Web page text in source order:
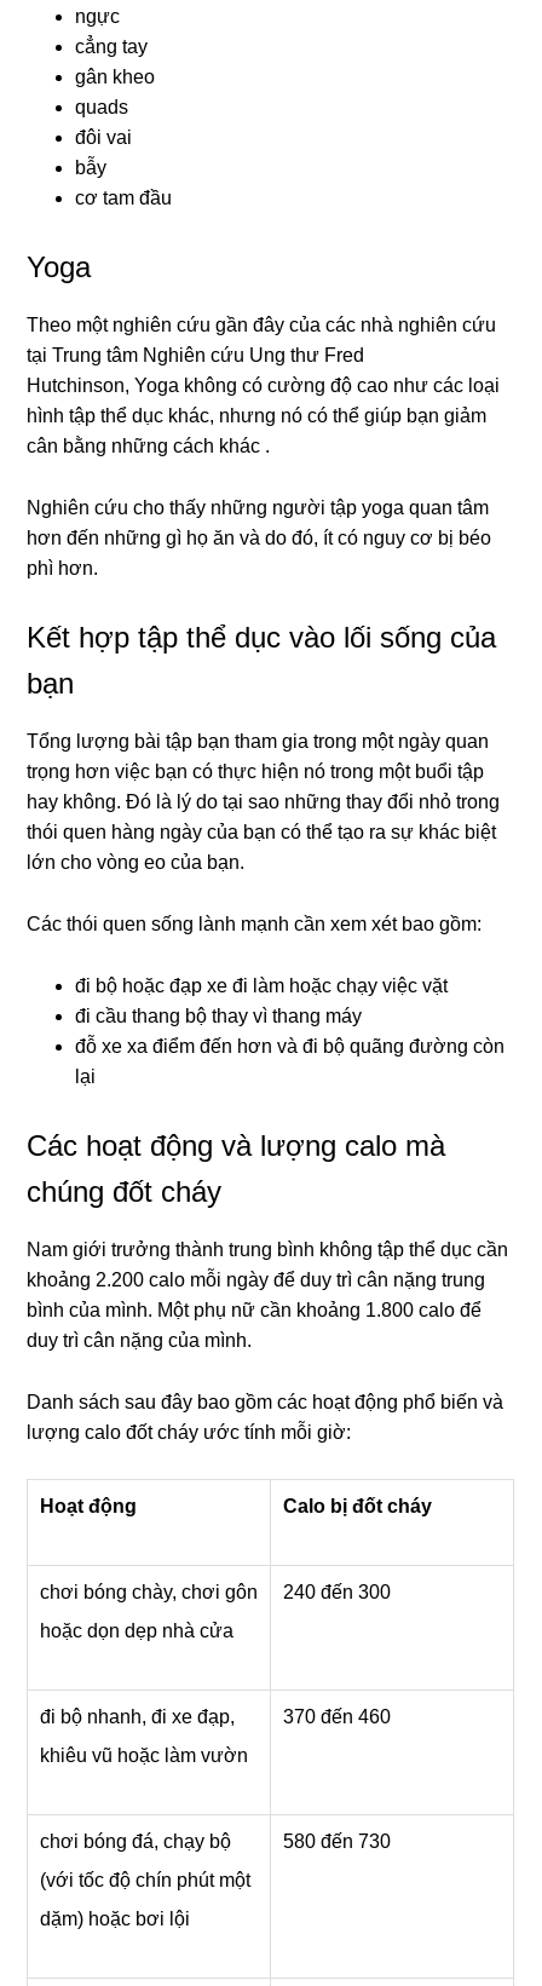
ngực
cẳng tay
gân kheo
quads
đôi vai
bẫy
cơ tam đầu
Yoga
Theo một nghiên cứu gần đây của các nhà nghiên cứu
tạiTrung tâm Nghiên cứu Ung thư Fred
Hutchinson, Yoga không có cường độ cao như các loại
hình tập thể dục khác, nhưng nó có thể giúp bạn giảm
cân bằng những cách khác .
Nghiên cứu cho thấy những người tập yoga quan tâm
hơn đến những gì họ ăn và do đó, ít có nguy cơ bị béo
phì hơn.
Kết hợp tập thể dục vào lối sống của
bạn
Tổng lượng bài tập bạn tham gia trong một ngày quan
trọng hơn việc bạn có thực hiện nó trong một buổi tập
hay không. Đó là lý do tại sao những thay đổi nhỏ trong
thói quen hàng ngày của bạn có thể tạo ra sự khác biệt
lớn cho vòng eo của bạn.
Các thói quen sống lành mạnh cần xem xét bao gồm:
đi bộ hoặc đạp xe đi làm hoặc chạy việc vặt
đi cầu thang bộ thay vì thang máy
đỗ xe xa điểm đến hơn và đi bộ quãng đường còn
lại
Các hoạt động và lượng calo mà
chúng đốt cháy
Nam giới trưởng thành trung bình không tập thể dục cần
khoảng 2.200 calo mỗi ngày để duy trì cân nặng trung
bình của mình. Một phụ nữ cần khoảng 1.800 calo để
duy trì cân nặng của mình.
Danh sách sau đây bao gồm các hoạt động phổ biến và
lượng calo đốt cháy ước tính mỗi giờ:
Hoạt động Calo bị đốt cháy
chơi bóng chày, chơi gôn
hoặc dọn dẹp nhà cửa
240 đến 300
đi bộ nhanh, đi xe đạp,
khiêu vũ hoặc làm vườn
370 đến 460
chơi bóng đá, chạy bộ
(với tốc độ chín phút một
dặm) hoặc bơi lội
580 đến 730